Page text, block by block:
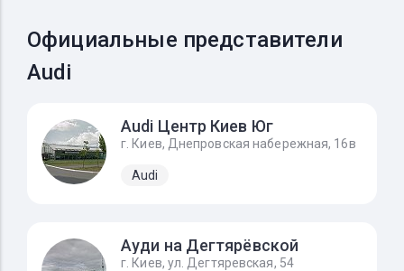
Официальные представители
Audi
Audi Центр Киев Юг
г. Киев, Днепровская набережная, 16в
Audi
Ауди на Дегтярёвской
г. Киев, ул. Дегтяревская, 54